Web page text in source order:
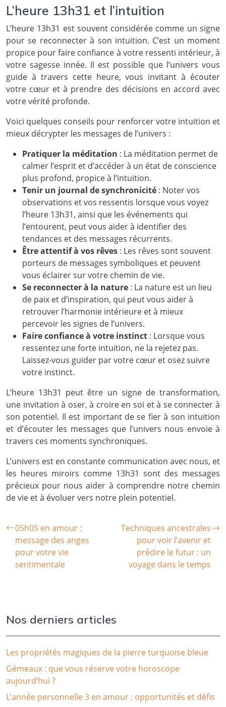
L’heure 13h31 et l’intuition
L’heure 13h31 est souvent considérée comme un signe
pour se reconnecter à son intuition. C’est un moment
propice pour faire confiance à votre ressenti intérieur, à
votre sagesse innée. Il est possible que l’univers vous
guide à travers cette heure, vous invitant à écouter
votre cœur et à prendre des décisions en accord avec
votre vérité profonde.
Voici quelques conseils pour renforcer votre intuition et
mieux décrypter les messages de l’univers :
Pratiquer la méditation : La méditation permet de
calmer l’esprit et d’accéder à un état de conscience
plus profond, propice à l’intuition.
Tenir un journal de synchronicité : Noter vos
observations et vos ressentis lorsque vous voyez
l’heure 13h31, ainsi que les événements qui
l’entourent, peut vous aider à identifier des
tendances et des messages récurrents.
Être attentif à vos rêves : Les rêves sont souvent
porteurs de messages symboliques et peuvent
vous éclairer sur votre chemin de vie.
Se reconnecter à la nature : La nature est un lieu
de paix et d’inspiration, qui peut vous aider à
retrouver l’harmonie intérieure et à mieux
percevoir les signes de l’univers.
Faire confiance à votre instinct : Lorsque vous
ressentez une forte intuition, ne la rejetez pas.
Laissez-vous guider par votre cœur et osez suivre
votre instinct.
L’heure 13h31 peut être un signe de transformation,
une invitation à oser, à croire en soi et à se connecter à
son potentiel. Il est important de se fier à son intuition
et d’écouter les messages que l’univers nous envoie à
travers ces moments synchroniques.
L’univers est en constante communication avec nous, et
les heures miroirs comme 13h31 sont des messages
précieux pour nous aider à comprendre notre chemin
de vie et à évoluer vers notre plein potentiel.
05h05 en amour :
message des anges
pour votre vie
sentimentale
Techniques ancestrales
pour voir l’avenir et
prédire le futur : un
voyage dans le temps
Nos derniers articles
Les propriétés magiques de la pierre turquoise bleue
Gémeaux : que vous réserve votre horoscope
aujourd’hui ?
L’année personnelle 3 en amour : opportunités et défis